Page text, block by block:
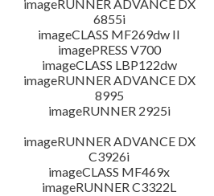
imageRUNNER ADVANCE DX
6855i
imageCLASS MF269dw II
imagePRESS V700
imageCLASS LBP122dw
imageRUNNER ADVANCE DX
8995
imageRUNNER 2925i
imageRUNNER ADVANCE DX
C3926i
imageCLASS MF469x
imageRUNNER C3322L